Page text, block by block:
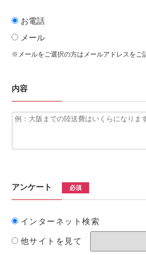
お電話
メール
※メールをご選択の方はメールアドレスをご
内容
アンケート 必須
インターネット検索
他サイトを見て